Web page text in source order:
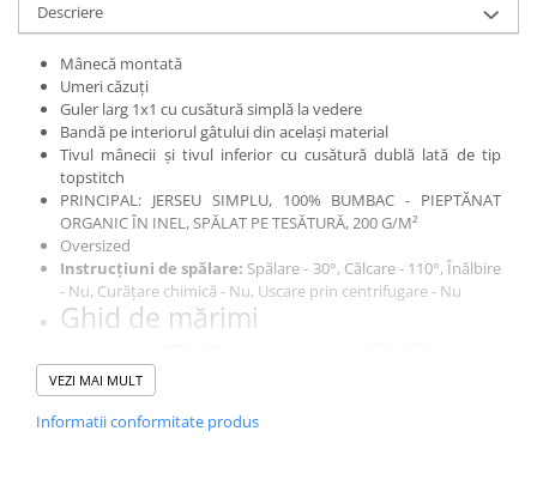
Descriere
Mânecă montată
Umeri căzuți
Guler larg 1x1 cu cusătură simplă la vedere
Bandă pe interiorul gâtului din același material
Tivul mânecii și tivul inferior cu cusătură dublă lată de tip
topstitch
PRINCIPAL: JERSEU SIMPLU, 100% BUMBAC - PIEPTĂNAT
ORGANIC ÎN INEL, SPĂLAT PE TESĂTURĂ, 200 G/M²
Oversized
Instrucțiuni de spălare: Spălare - 30°, Călcare - 110°, Înălbire
- Nu, Curățare chimică - Nu, Uscare prin centrifugare - Nu
Ghid de mărimi
VEZI MAI MULT
Informatii conformitate produs